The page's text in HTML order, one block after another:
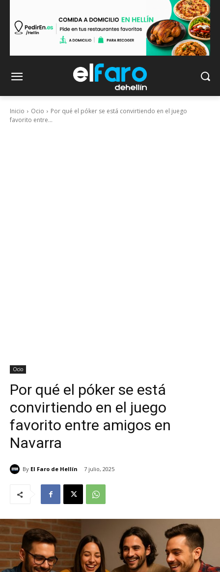
Inicio Ocio
Por qué el póker se está convirtiendo en el juego
favorito entre...
Ocio
Por qué el póker se está
convirtiendo en el juego
favorito entre amigos en
Navarra
By El Faro de Hellín 7 julio, 2025